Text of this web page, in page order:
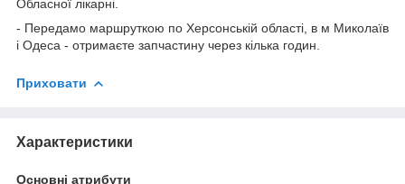
Обласної лікарні.
- Передамо маршруткою по Херсонській області, в м Миколаїв
і Одеса - отримаєте запчастину через кілька годин.
Приховати
Характеристики
Основні атрибути